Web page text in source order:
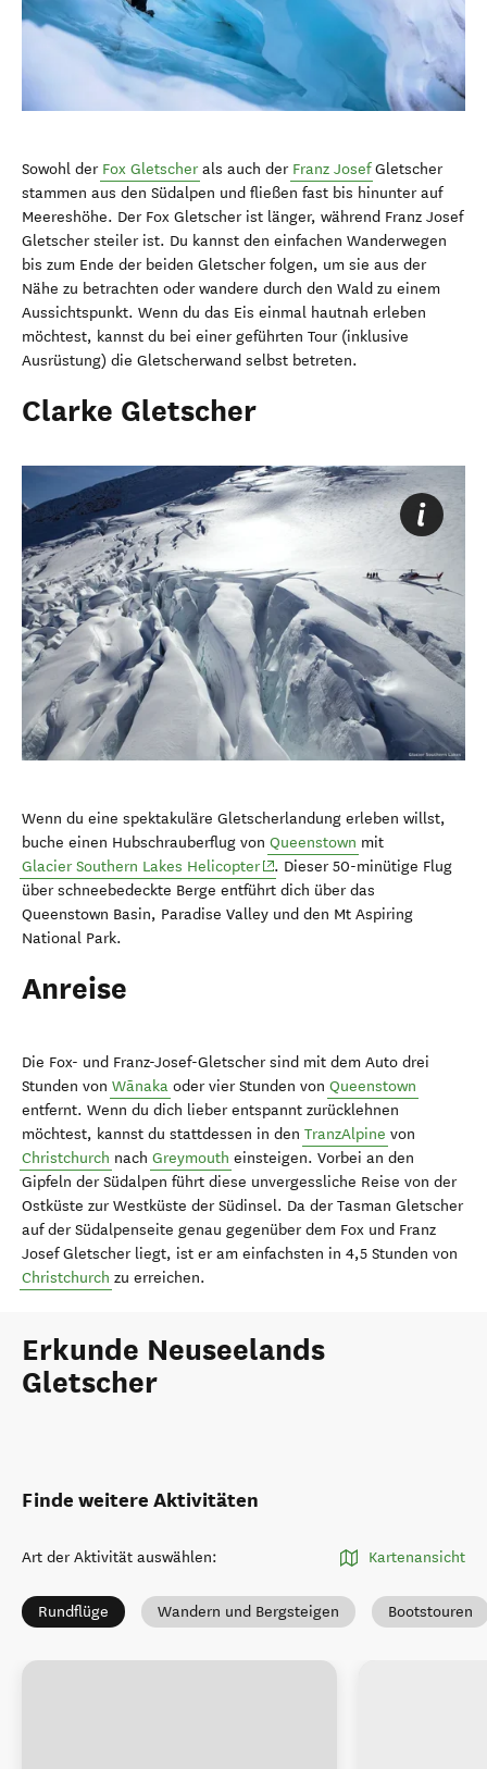
Sowohl der Fox Gletscherals auch der Franz JosefGletscher
stammen aus den Südalpen und fließen fast bis hinunter auf
Meereshöhe. Der Fox Gletscher ist länger, während Franz Josef
Gletscher steiler ist. Du kannst den einfachen Wanderwegen
bis zum Ende der beiden Gletscher folgen, um sie aus der
Nähe zu betrachten oder wandere durch den Wald zu einem
Aussichtspunkt. Wenn du das Eis einmal hautnah erleben
möchtest, kannst du bei einer geführten Tour (inklusive
Ausrüstung) die Gletscherwand selbst betreten.
Clarke Gletscher
Wenn du eine spektakuläre Gletscherlandung erleben willst,
buche einen Hubschrauberflug von Queenstown mit
Glacier Southern Lakes Helicopter(opens in new window)
. Dieser 50-minütige Flug
über schneebedeckte Berge entführt dich über das
Queenstown Basin, Paradise Valley und den Mt Aspiring
National Park.
Anreise
Die Fox- und Franz-Josef-Gletscher sind mit dem Auto drei
Stunden von Wānaka oder vier Stunden von Queenstown
entfernt. Wenn du dich lieber entspannt zurücklehnen
möchtest, kannst du stattdessen in den TranzAlpine von
Christchurch nach Greymouth einsteigen. Vorbei an den
Gipfeln der Südalpen führt diese unvergessliche Reise von der
Ostküste zur Westküste der Südinsel. Da der Tasman Gletscher
auf der Südalpenseite genau gegenüber dem Fox und Franz
Josef Gletscher liegt, ist er am einfachsten in 4,5 Stunden von
Christchurch zu erreichen.
Erkunde Neuseelands
Gletscher
Finde weitere Aktivitäten
Art der Aktivität auswählen: Kartenansicht
Rundflüge Wandern und Bergsteigen Bootstouren